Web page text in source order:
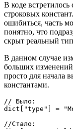
В коде
строковых
ошибиться, часть
понятно, что
скрыт реальный
В данном случае
больших
просто для начала
константами.
// Было:
dict["type"] =
//Стало: